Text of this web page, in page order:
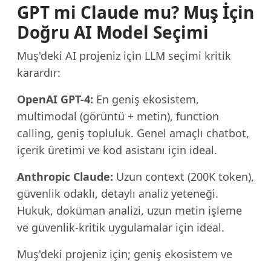
GPT mi Claude mu? Muş İçin
Doğru AI Model Seçimi
Muş'deki AI projeniz için LLM seçimi kritik
karardır:
OpenAI GPT-4: En geniş ekosistem,
multimodal (görüntü + metin), function
calling, geniş topluluk. Genel amaçlı chatbot,
içerik üretimi ve kod asistanı için ideal.
Anthropic Claude: Uzun context (200K token),
güvenlik odaklı, detaylı analiz yeteneği.
Hukuk, doküman analizi, uzun metin işleme
ve güvenlik-kritik uygulamalar için ideal.
Muş'deki projeniz için; geniş ekosistem ve